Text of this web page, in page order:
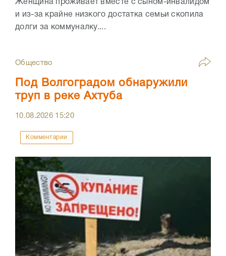
Женщина проживает вместе с сыном-инвалидом
и из-за крайне низкого достатка семьи скопила
долги за коммуналку....
Общество
Под Волгоградом обнаружили
труп в реке Ахтуба
10.08.2026 15:20
Комментарии